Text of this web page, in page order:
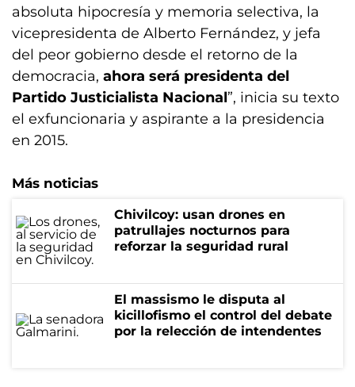
absoluta hipocresía y memoria selectiva, la
vicepresidenta de Alberto Fernández, y jefa
del peor gobierno desde el retorno de la
democracia, ahora será presidenta del
Partido Justicialista Nacional”, inicia su texto
el exfuncionaria y aspirante a la presidencia
en 2015.
Más noticias
Chivilcoy: usan drones en
patrullajes nocturnos para
reforzar la seguridad rural
El massismo le disputa al
kicillofismo el control del debate
por la relección de intendentes